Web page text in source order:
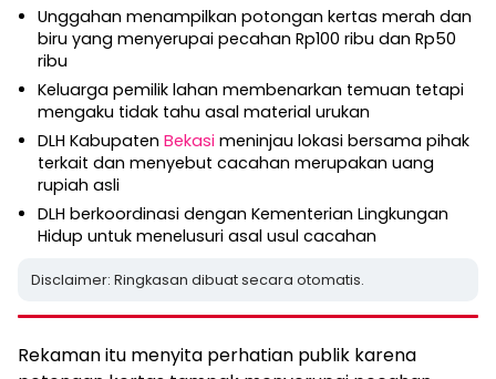
Unggahan menampilkan potongan kertas merah dan
biru yang menyerupai pecahan Rp100 ribu dan Rp50
ribu
Keluarga pemilik lahan membenarkan temuan tetapi
mengaku tidak tahu asal material urukan
DLH Kabupaten Bekasi meninjau lokasi bersama pihak
terkait dan menyebut cacahan merupakan uang
rupiah asli
DLH berkoordinasi dengan Kementerian Lingkungan
Hidup untuk menelusuri asal usul cacahan
Disclaimer: Ringkasan dibuat secara otomatis.
Rekaman itu menyita perhatian publik karena